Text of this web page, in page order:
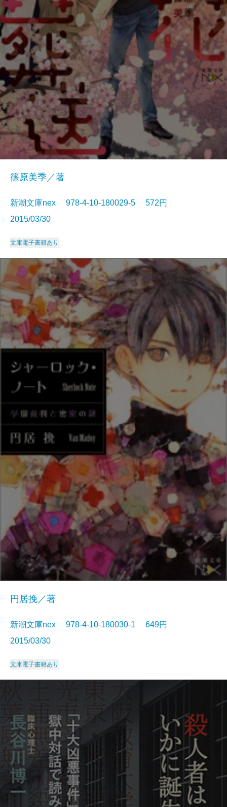
篠原美季／著
新潮文庫nex 978-4-10-180029-5 572円
2015/03/30
文庫電子書籍あり
円居挽／著
新潮文庫nex 978-4-10-180030-1 649円
2015/03/30
文庫電子書籍あり